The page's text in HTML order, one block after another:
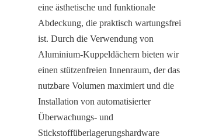
eine ästhetische und funktionale
Abdeckung, die praktisch wartungsfrei
ist. Durch die Verwendung von
Aluminium-Kuppeldächern bieten wir
einen stützenfreien Innenraum, der das
nutzbare Volumen maximiert und die
Installation von automatisierter
Überwachungs- und
Stickstoffüberlagerungshardware